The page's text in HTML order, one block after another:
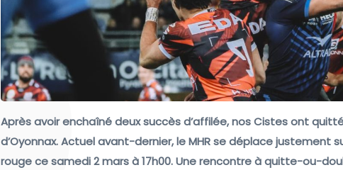
Après avoir enchaîné deux succès d’affilée, nos Cistes ont
d’Oyonnax. Actuel avant-dernier, le MHR se déplace justement
rouge ce samedi 2 mars à 17h00. Une rencontre à quitte-ou-